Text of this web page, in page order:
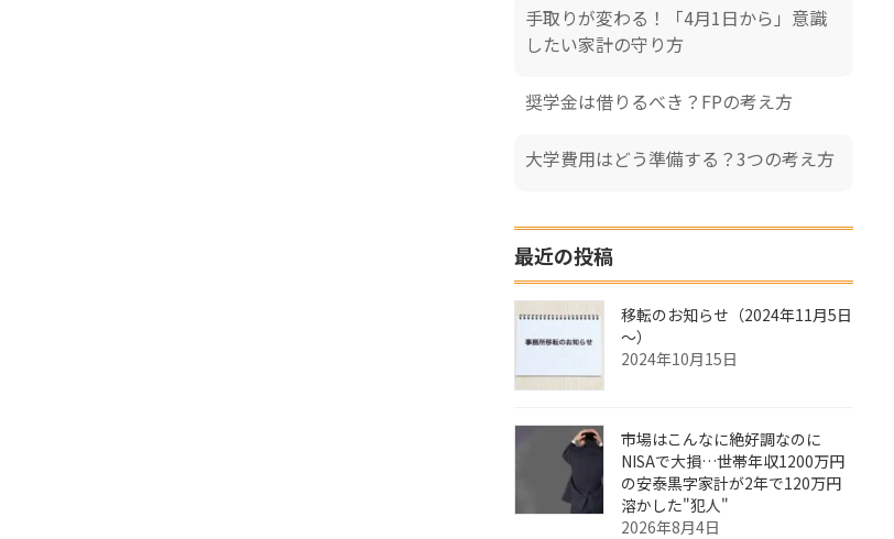
手取りが変わる！「4月1日から」意識
したい家計の守り方
奨学金は借りるべき？FPの考え方
大学費用はどう準備する？3つの考え方
最近の投稿
移転のお知らせ（2024年11月5日
～）
2024年10月15日
市場はこんなに絶好調なのに
NISAで大損…世帯年収1200万円
の安泰黒字家計が2年で120万円
溶かした"犯人"
2026年8月4日